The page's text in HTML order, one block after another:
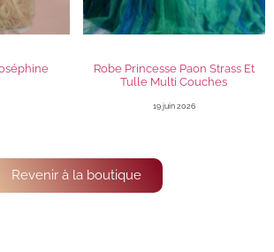
Robe Princesse Paon Strass Et
Tulle Multi Couches
19 juin 2026
Revenir à la boutique